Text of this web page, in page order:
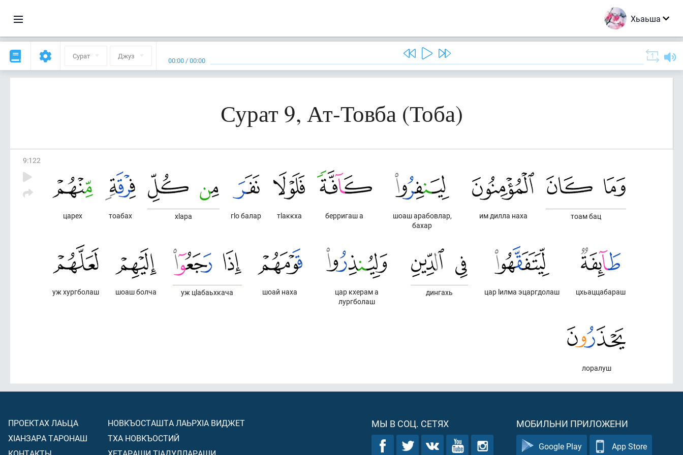
Хьаьша
Сурат Джуз 00:00 /00:00
Сурат 9, Ат-Товба (Тоба)
9:122
тоам бац
им дилла наха
шоаш арабовлар,
бахар
берригаш а
тlаккха
гlо балар
хlара
тоабах
царех
цхьаццабараш
цар lилма эцаргдолаш
дингахь
цар кхерам а
лургболаш
шоай наха
уж цlабаьхкача
шоаш болча
уж хургболаш
лоралуш
ПРОЕКТАХ ЛАЬЦА
ХIАНЗАРА ТАРОНАШ
НОВКЪОСТАШТА ЛАЬРХIА ВИДЖЕТ
ТХА НОВКЪОСТИЙ
МЫ В СОЦ. СЕТЯХ МОБИЛЬНИ ПРИЛОЖЕНИ
Google Play App Store